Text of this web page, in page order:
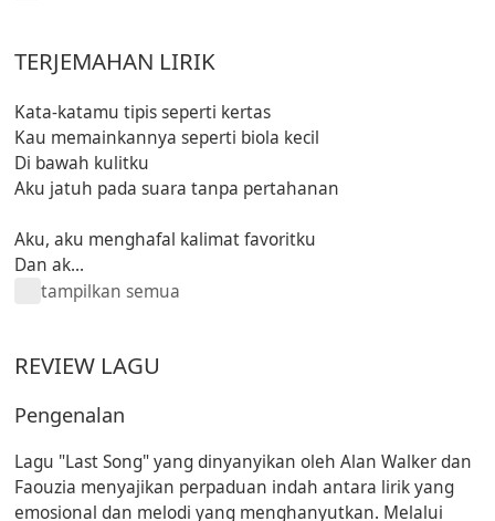
TERJEMAHAN LIRIK
Kata-katamu tipis seperti kertas
Kau memainkannya seperti biola kecil
Di bawah kulitku
Aku jatuh pada suara tanpa pertahanan
Aku, aku menghafal kalimat favoritku
Dan ak...
tampilkan semua
REVIEW LAGU
Pengenalan
Lagu "Last Song" yang dinyanyikan oleh Alan Walker dan
Faouzia menyajikan perpaduan indah antara lirik yang
emosional dan melodi yang menghanyutkan. Melalui